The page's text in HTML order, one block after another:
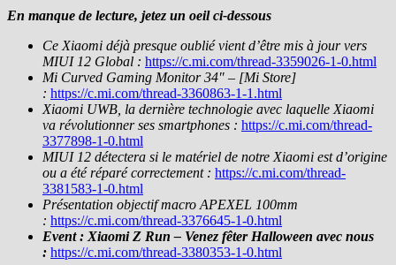
En manque de lecture, jetez un oeil ci-dessous
Ce Xiaomi déjà presque oublié vient d’être mis à jour vers
MIUI 12 Global : https://c.mi.com/thread-3359026-1-0.html
Mi Curved Gaming Monitor 34″ – [Mi Store]
: https://c.mi.com/thread-3360863-1-1.html
Xiaomi UWB, la dernière technologie avec laquelle Xiaomi
va révolutionner ses smartphones : https://c.mi.com/thread-
3377898-1-0.html
MIUI 12 détectera si le matériel de notre Xiaomi est d’origine
ou a été réparé correctement : https://c.mi.com/thread-
3381583-1-0.html
Présentation objectif macro APEXEL 100mm
: https://c.mi.com/thread-3376645-1-0.html
Event : Xiaomi Z Run – Venez fêter Halloween avec nous
: https://c.mi.com/thread-3380353-1-0.html